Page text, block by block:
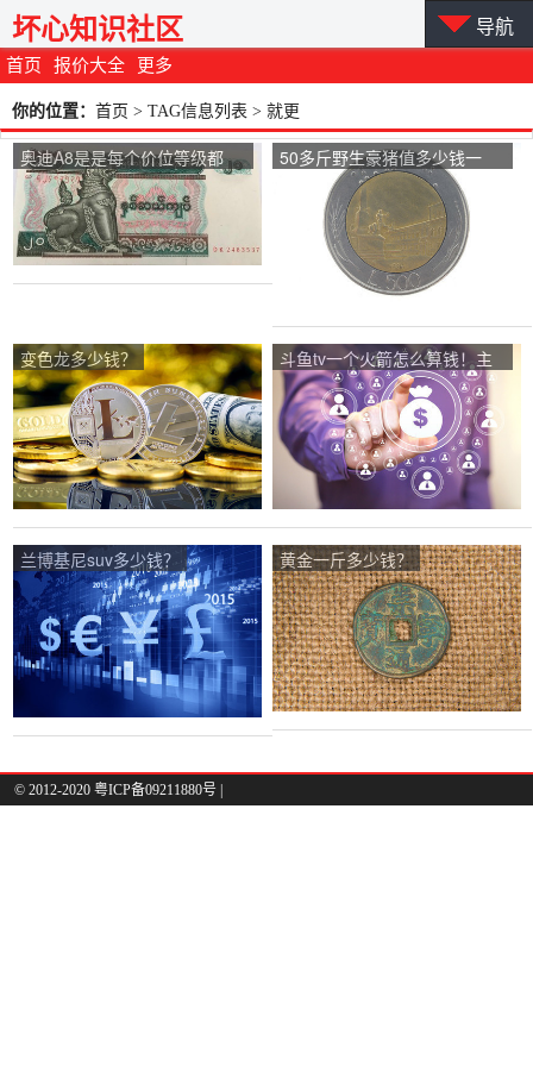
首页 报价大全 更多
坏心知识社区 导航
你的位置： 首页 > TAG信息列表 > 就更
奥迪A8是是每个价位等级都
W12吗!还是只有顶配车型才是
啊？
50多斤野生豪猪值多少钱一
变色龙多少钱？
斗鱼tv一个火箭怎么算钱！主
播拿多少钱？
兰博基尼suv多少钱？ 黄金一斤多少钱？
© 2012-2020 粤ICP备09211880号 |